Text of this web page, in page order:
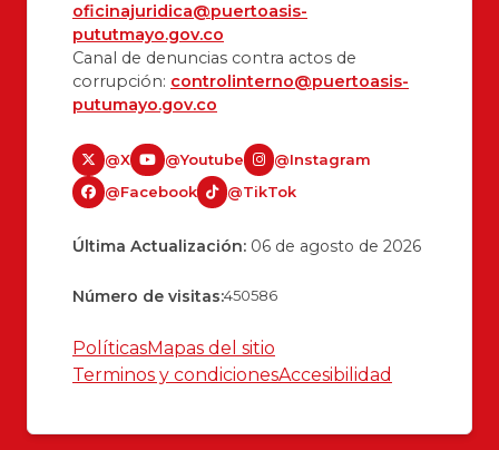
oficinajuridica@puertoasis-
pututmayo.gov.co
Canal de denuncias contra actos de
corrupción: controlinterno@puertoasis-
putumayo.gov.co
@X @Youtube
@Instagram
@Facebook
@TikTok
Última Actualización: 06 de agosto de 2026
Número de visitas:450586
PolíticasMapas del sitio
Terminos y condicionesAccesibilidad